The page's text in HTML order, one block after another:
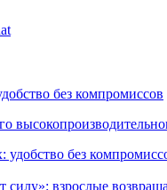
без компромиссов
силу»: взрослые